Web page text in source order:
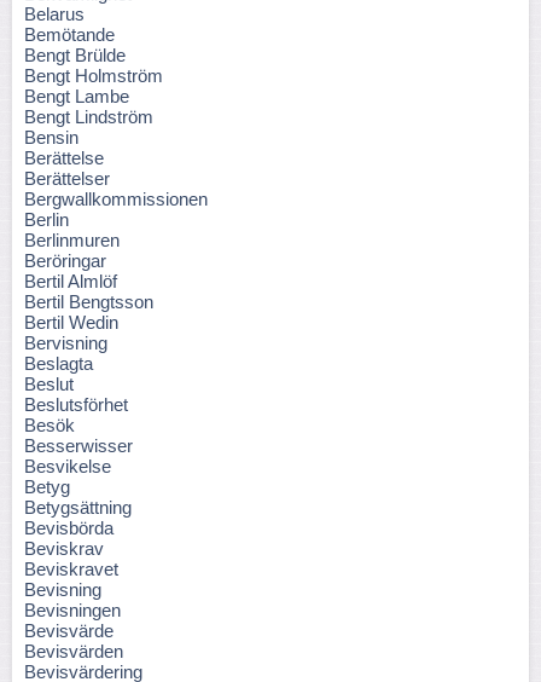
Belarus
Bemötande
Bengt Brülde
Bengt Holmström
Bengt Lambe
Bengt Lindström
Bensin
Berättelse
Berättelser
Bergwallkommissionen
Berlin
Berlinmuren
Beröringar
Bertil Almlöf
Bertil Bengtsson
Bertil Wedin
Bervisning
Beslagta
Beslut
Beslutsförhet
Besök
Besserwisser
Besvikelse
Betyg
Betygsättning
Bevisbörda
Beviskrav
Beviskravet
Bevisning
Bevisningen
Bevisvärde
Bevisvärden
Bevisvärdering